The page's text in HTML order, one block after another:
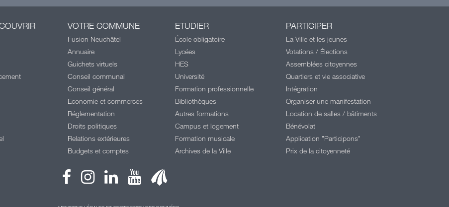
VOTRE COMMUNE
Fusion Neuchâtel
Annuaire
Guichets virtuels
Conseil communal
Conseil général
Economie et commerces
Réglementation
Droits politiques
Relations extérieures
Budgets et comptes
ETUDIER
École obligatoire
Lycées
HES
Université
Formation professionnelle
Bibliothèques
Autres formations
Campus et logement
Formation musicale
Archives de la Ville
PARTICIPER
La Ville et les jeunes
Votations / Élections
Assemblées citoyennes
Quartiers et vie associative
Intégration
Organiser une manifestation
Location de salles / bâtiments
Bénévolat
Application "Participons"
Prix de la citoyenneté